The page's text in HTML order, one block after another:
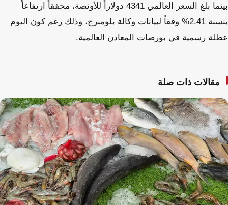
بينما بلغ السعر العالمي 4341 دولاراً للأونصة، محققاً ارتفاعاً
بنسبة 2.41% وفقاً لبيانات وكالة بلومبرج، وذلك رغم كون اليوم
عطلة رسمية في بورصات المعادن العالمية.
مقالات ذات صلة